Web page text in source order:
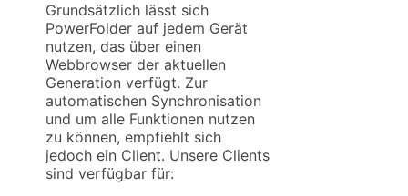
Grundsätzlich lässt sich
PowerFolder auf jedem Gerät
nutzen, das über einen
Webbrowser der aktuellen
Generation verfügt. Zur
automatischen Synchronisation
und um alle Funktionen nutzen
zu können, empfiehlt sich
jedoch ein Client. Unsere Clients
sind verfügbar für: